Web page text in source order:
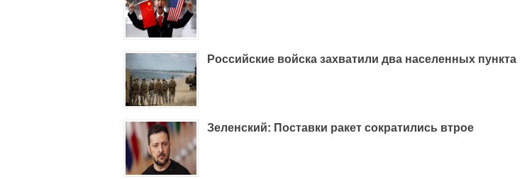
Российские войска захватили два населенных пункта
Зеленский: Поставки ракет сократились втрое